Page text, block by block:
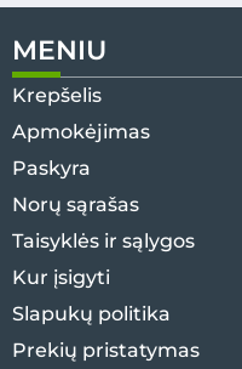
MENIU
Krepšelis
Apmokėjimas
Paskyra
Norų sąrašas
Taisyklės ir sąlygos
Kur įsigyti
Slapukų politika
Prekių pristatymas